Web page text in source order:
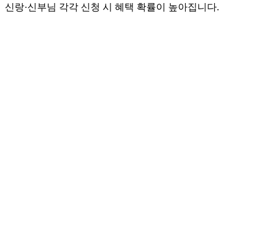
신랑·신부님 각각 신청 시 혜택 확률이 높아집니다.